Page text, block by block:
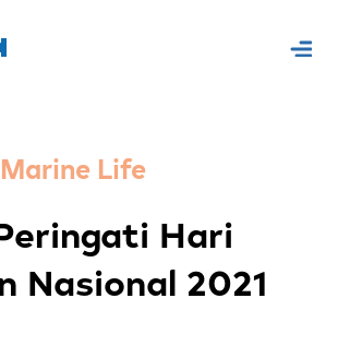
Marine Life
Hari
Nasional 2021